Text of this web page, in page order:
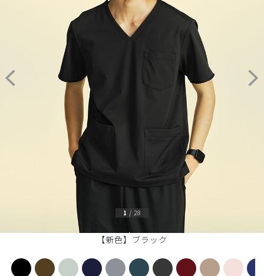
【新色】ブラック
1 / 28